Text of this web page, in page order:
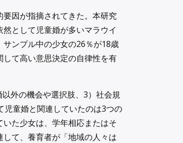
因が指摘されてきた。本研究
として児童婚が多いマラウイ
ンプル中の少女の26％が18歳
て高い意思決定の自律性を有
外の機会や選択肢、3）社会規
童婚と関連していたのは3つの
た少女は、学年相応またはそ
て、養育者が「地域の人々は